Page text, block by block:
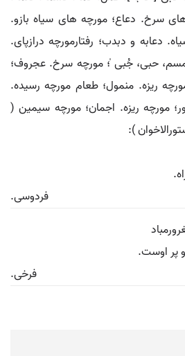
سرخ. دعاع؛ مورچه های سیاه بازو.
دعابه و دبدب؛ رفتارمورچه درازپای.
حبی، جُبی ̍؛ مورچه سرخ. عجروف؛
مورچه ریزه. منمول؛ طعام مورچه رسیده.
مورچه ریزه. اجمان؛ مورچه سیمین (
):
فردوسی.
پر اوست.
فرخی.